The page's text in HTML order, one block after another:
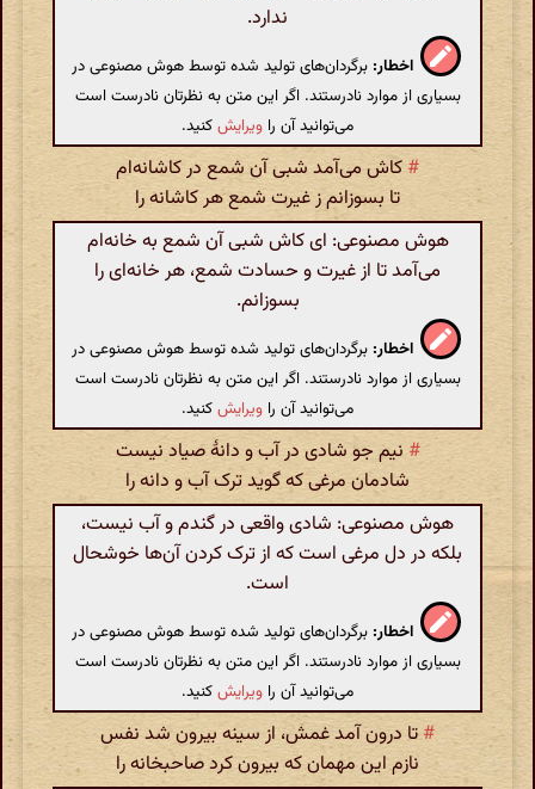
ندارد.
اخطار: برگردان‌های تولید شده توسط هوش مصنوعی در
بسیاری از موارد نادرستند. اگر این متن به نظرتان نادرست است
می‌توانید آن را ویرایشکنید.
# کاش می‌آمد شبی آن شمع در کاشانه‌ام
تا بسوزانم ز غیرت شمع هر کاشانه را
هوش مصنوعی: ای کاش شبی آن شمع به خانه‌ام
می‌آمد تا از غیرت و حسادت شمع، هر خانه‌ای را
بسوزانم.
اخطار: برگردان‌های تولید شده توسط هوش مصنوعی در
بسیاری از موارد نادرستند. اگر این متن به نظرتان نادرست است
می‌توانید آن را ویرایشکنید.
# نیم جو شادی در آب و دانهٔ صیاد نیست
شادمان مرغی که گوید ترک آب و دانه را
هوش مصنوعی: شادی واقعی در گندم و آب نیست،
بلکه در دل مرغی است که از ترک کردن آن‌ها خوشحال
است.
اخطار: برگردان‌های تولید شده توسط هوش مصنوعی در
بسیاری از موارد نادرستند. اگر این متن به نظرتان نادرست است
می‌توانید آن را ویرایشکنید.
#تا درون آمد غمش، از سینه بیرون شد نفس
نازم این مهمان که بیرون کرد صاحبخانه را